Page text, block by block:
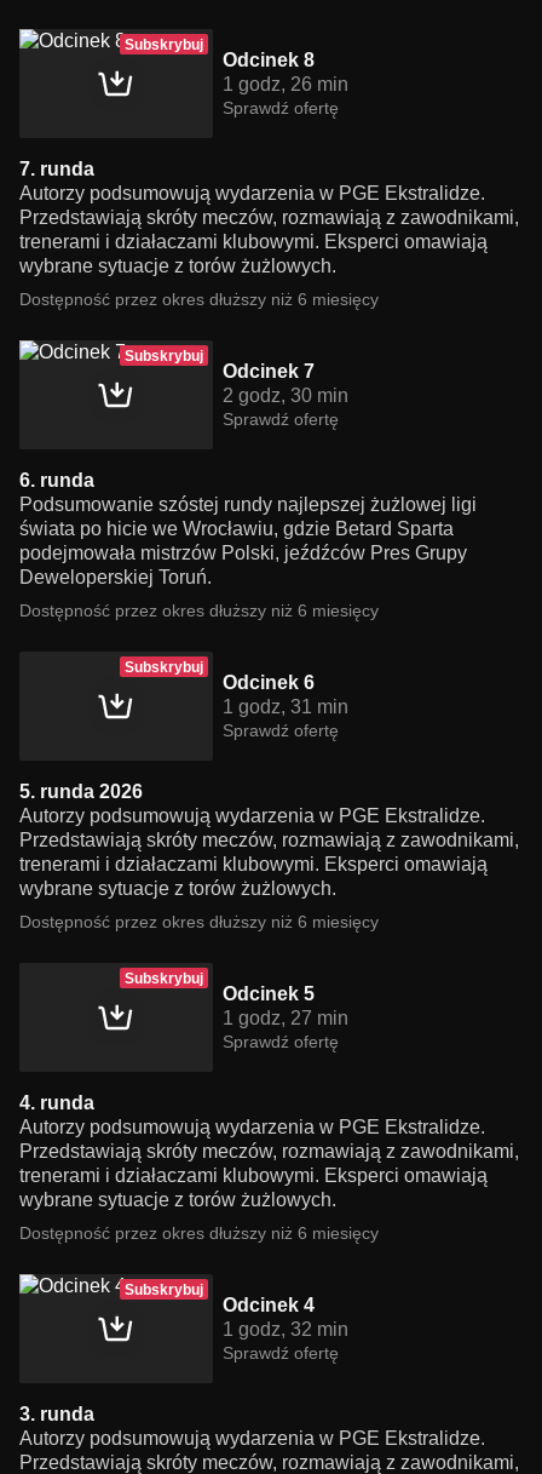
Subskrybuj
Odcinek 8
1 godz, 26 min
Sprawdź ofertę
7. runda
Autorzy podsumowują wydarzenia w PGE Ekstralidze.
Przedstawiają skróty meczów, rozmawiają z zawodnikami,
trenerami i działaczami klubowymi. Eksperci omawiają
wybrane sytuacje z torów żużlowych.
Dostępność przez okres dłuższy niż 6 miesięcy
Subskrybuj
Odcinek 7
2 godz, 30 min
Sprawdź ofertę
6. runda
Podsumowanie szóstej rundy najlepszej żużlowej ligi
świata po hicie we Wrocławiu, gdzie Betard Sparta
podejmowała mistrzów Polski, jeźdźców Pres Grupy
Deweloperskiej Toruń.
Dostępność przez okres dłuższy niż 6 miesięcy
Subskrybuj
Odcinek 6
1 godz, 31 min
Sprawdź ofertę
5. runda 2026
Autorzy podsumowują wydarzenia w PGE Ekstralidze.
Przedstawiają skróty meczów, rozmawiają z zawodnikami,
trenerami i działaczami klubowymi. Eksperci omawiają
wybrane sytuacje z torów żużlowych.
Dostępność przez okres dłuższy niż 6 miesięcy
Subskrybuj
Odcinek 5
1 godz, 27 min
Sprawdź ofertę
4. runda
Autorzy podsumowują wydarzenia w PGE Ekstralidze.
Przedstawiają skróty meczów, rozmawiają z zawodnikami,
trenerami i działaczami klubowymi. Eksperci omawiają
wybrane sytuacje z torów żużlowych.
Dostępność przez okres dłuższy niż 6 miesięcy
Subskrybuj
Odcinek 4
1 godz, 32 min
Sprawdź ofertę
3. runda
Autorzy podsumowują wydarzenia w PGE Ekstralidze.
Przedstawiają skróty meczów, rozmawiają z zawodnikami,